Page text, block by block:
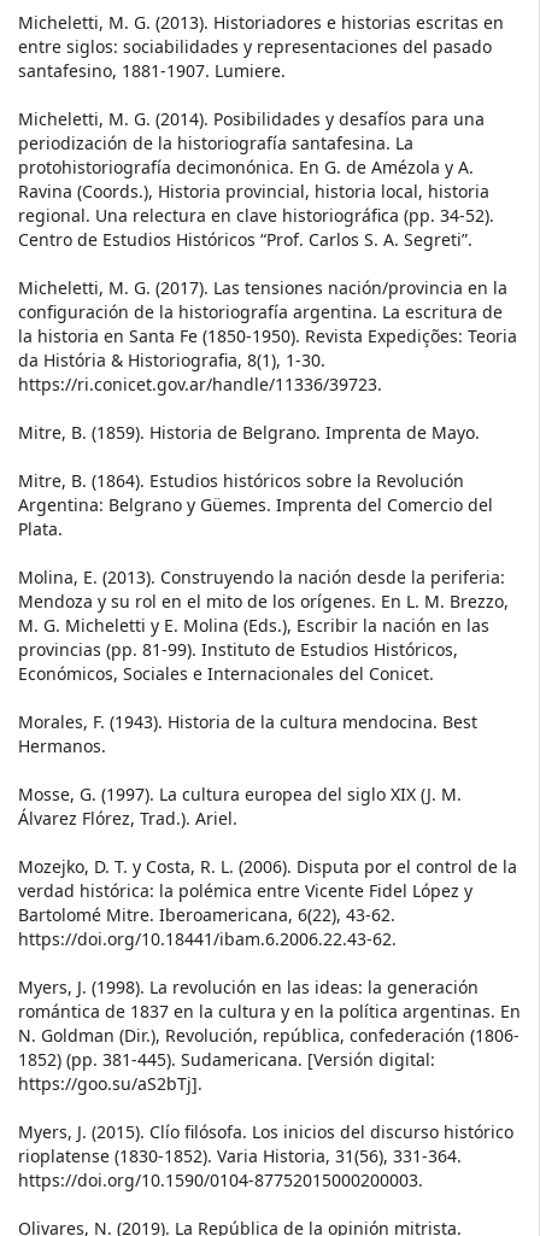
Micheletti, M. G. (2013). Historiadores e historias escritas en
entre siglos: sociabilidades y representaciones del pasado
santafesino, 1881-1907. Lumiere.
Micheletti, M. G. (2014). Posibilidades y desafíos para una
periodización de la historiografía santafesina. La
protohistoriografía decimonónica. En G. de Amézola y A.
Ravina (Coords.), Historia provincial, historia local, historia
regional. Una relectura en clave historiográfica (pp. 34-52).
Centro de Estudios Históricos “Prof. Carlos S. A. Segreti”.
Micheletti, M. G. (2017). Las tensiones nación/provincia en la
configuración de la historiografía argentina. La escritura de
la historia en Santa Fe (1850-1950). Revista Expedições: Teoria
da História & Historiografia, 8(1), 1-30.
https://ri.conicet.gov.ar/handle/11336/39723.
Mitre, B. (1859). Historia de Belgrano. Imprenta de Mayo.
Mitre, B. (1864). Estudios históricos sobre la Revolución
Argentina: Belgrano y Güemes. Imprenta del Comercio del
Plata.
Molina, E. (2013). Construyendo la nación desde la periferia:
Mendoza y su rol en el mito de los orígenes. En L. M. Brezzo,
M. G. Micheletti y E. Molina (Eds.), Escribir la nación en las
provincias (pp. 81-99). Instituto de Estudios Históricos,
Económicos, Sociales e Internacionales del Conicet.
Morales, F. (1943). Historia de la cultura mendocina. Best
Hermanos.
Mosse, G. (1997). La cultura europea del siglo XIX (J. M.
Álvarez Flórez, Trad.). Ariel.
Mozejko, D. T. y Costa, R. L. (2006). Disputa por el control de la
verdad histórica: la polémica entre Vicente Fidel López y
Bartolomé Mitre. Iberoamericana, 6(22), 43-62.
https://doi.org/10.18441/ibam.6.2006.22.43-62.
Myers, J. (1998). La revolución en las ideas: la generación
romántica de 1837 en la cultura y en la política argentinas. En
N. Goldman (Dir.), Revolución, república, confederación (1806-
1852) (pp. 381-445). Sudamericana. [Versión digital:
https://goo.su/aS2bTj].
Myers, J. (2015). Clío filósofa. Los inicios del discurso histórico
rioplatense (1830-1852). Varia Historia, 31(56), 331-364.
https://doi.org/10.1590/0104-87752015000200003.
Olivares, N. (2019). La República de la opinión mitrista.